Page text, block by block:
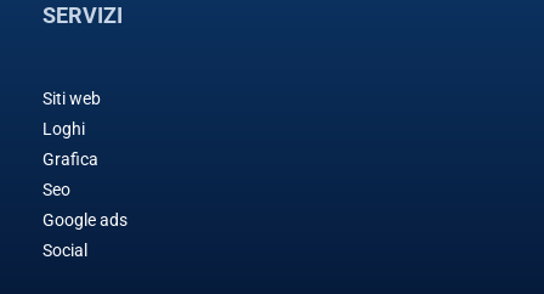
SERVIZI
Siti web
Loghi
Grafica
Seo
Google ads
Social